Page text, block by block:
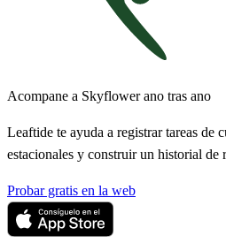
Acompane a Skyflower ano tras ano
Leaftide te ayuda a registrar tareas de
estacionales y construir un historial de
Probar gratis en la web